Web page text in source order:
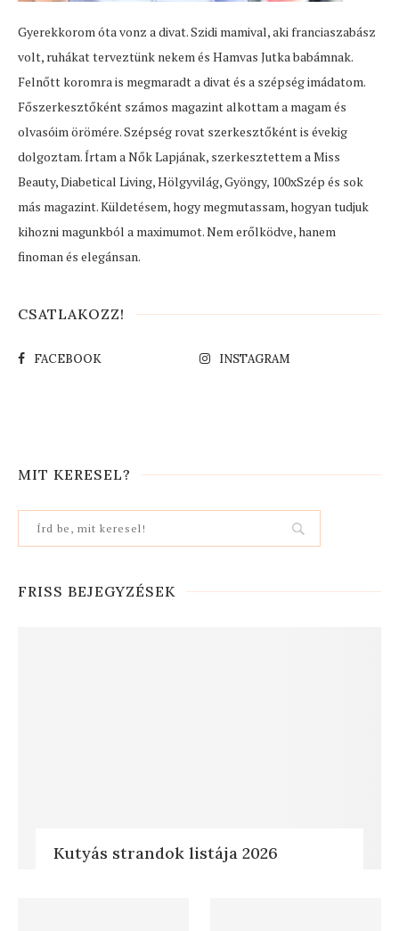
Gyerekkorom óta vonz a divat. Szidi mamival, aki franciaszabász
volt, ruhákat terveztünk nekem és Hamvas Jutka babámnak.
Felnőtt koromra is megmaradt a divat és a szépség imádatom.
Főszerkesztőként számos magazint alkottam a magam és
olvasóim örömére. Szépség rovat szerkesztőként is évekig
dolgoztam. Írtam a Nők Lapjának, szerkesztettem a Miss
Beauty, Diabetical Living, Hölgyvilág, Gyöngy, 100xSzép és sok
más magazint. Küldetésem, hogy megmutassam, hogyan tudjuk
kihozni magunkból a maximumot. Nem erőlködve, hanem
finoman és elegánsan.
CSATLAKOZZ!
FACEBOOK INSTAGRAM
MIT KERESEL?
FRISS BEJEGYZÉSEK
Kutyás strandok listája 2026